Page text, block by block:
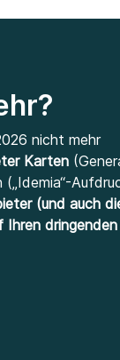
nicht mehr
Karten
(und auch
Ihren dringenden